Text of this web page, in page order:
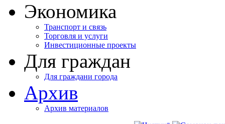
Экономика
Транспорт и связь
Торговля и услуги
Инвестиционные проекты
Для граждан
Для граждани города
Архив
Архив материалов